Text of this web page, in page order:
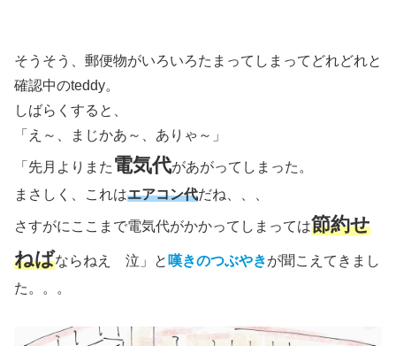
そうそう、郵便物がいろいろたまってしまってどれどれと
確認中のteddy。
しばらくすると、
「え～、まじかあ～、ありゃ～」
「先月よりまた 電気代があがってしまった。
まさしく、これはエアコン代だね、、、
さすがにここまで電気代がかかってしまっては節約せ
ねばならねえ 泣」と 嘆きのつぶやきが聞こえてきまし
た。。。